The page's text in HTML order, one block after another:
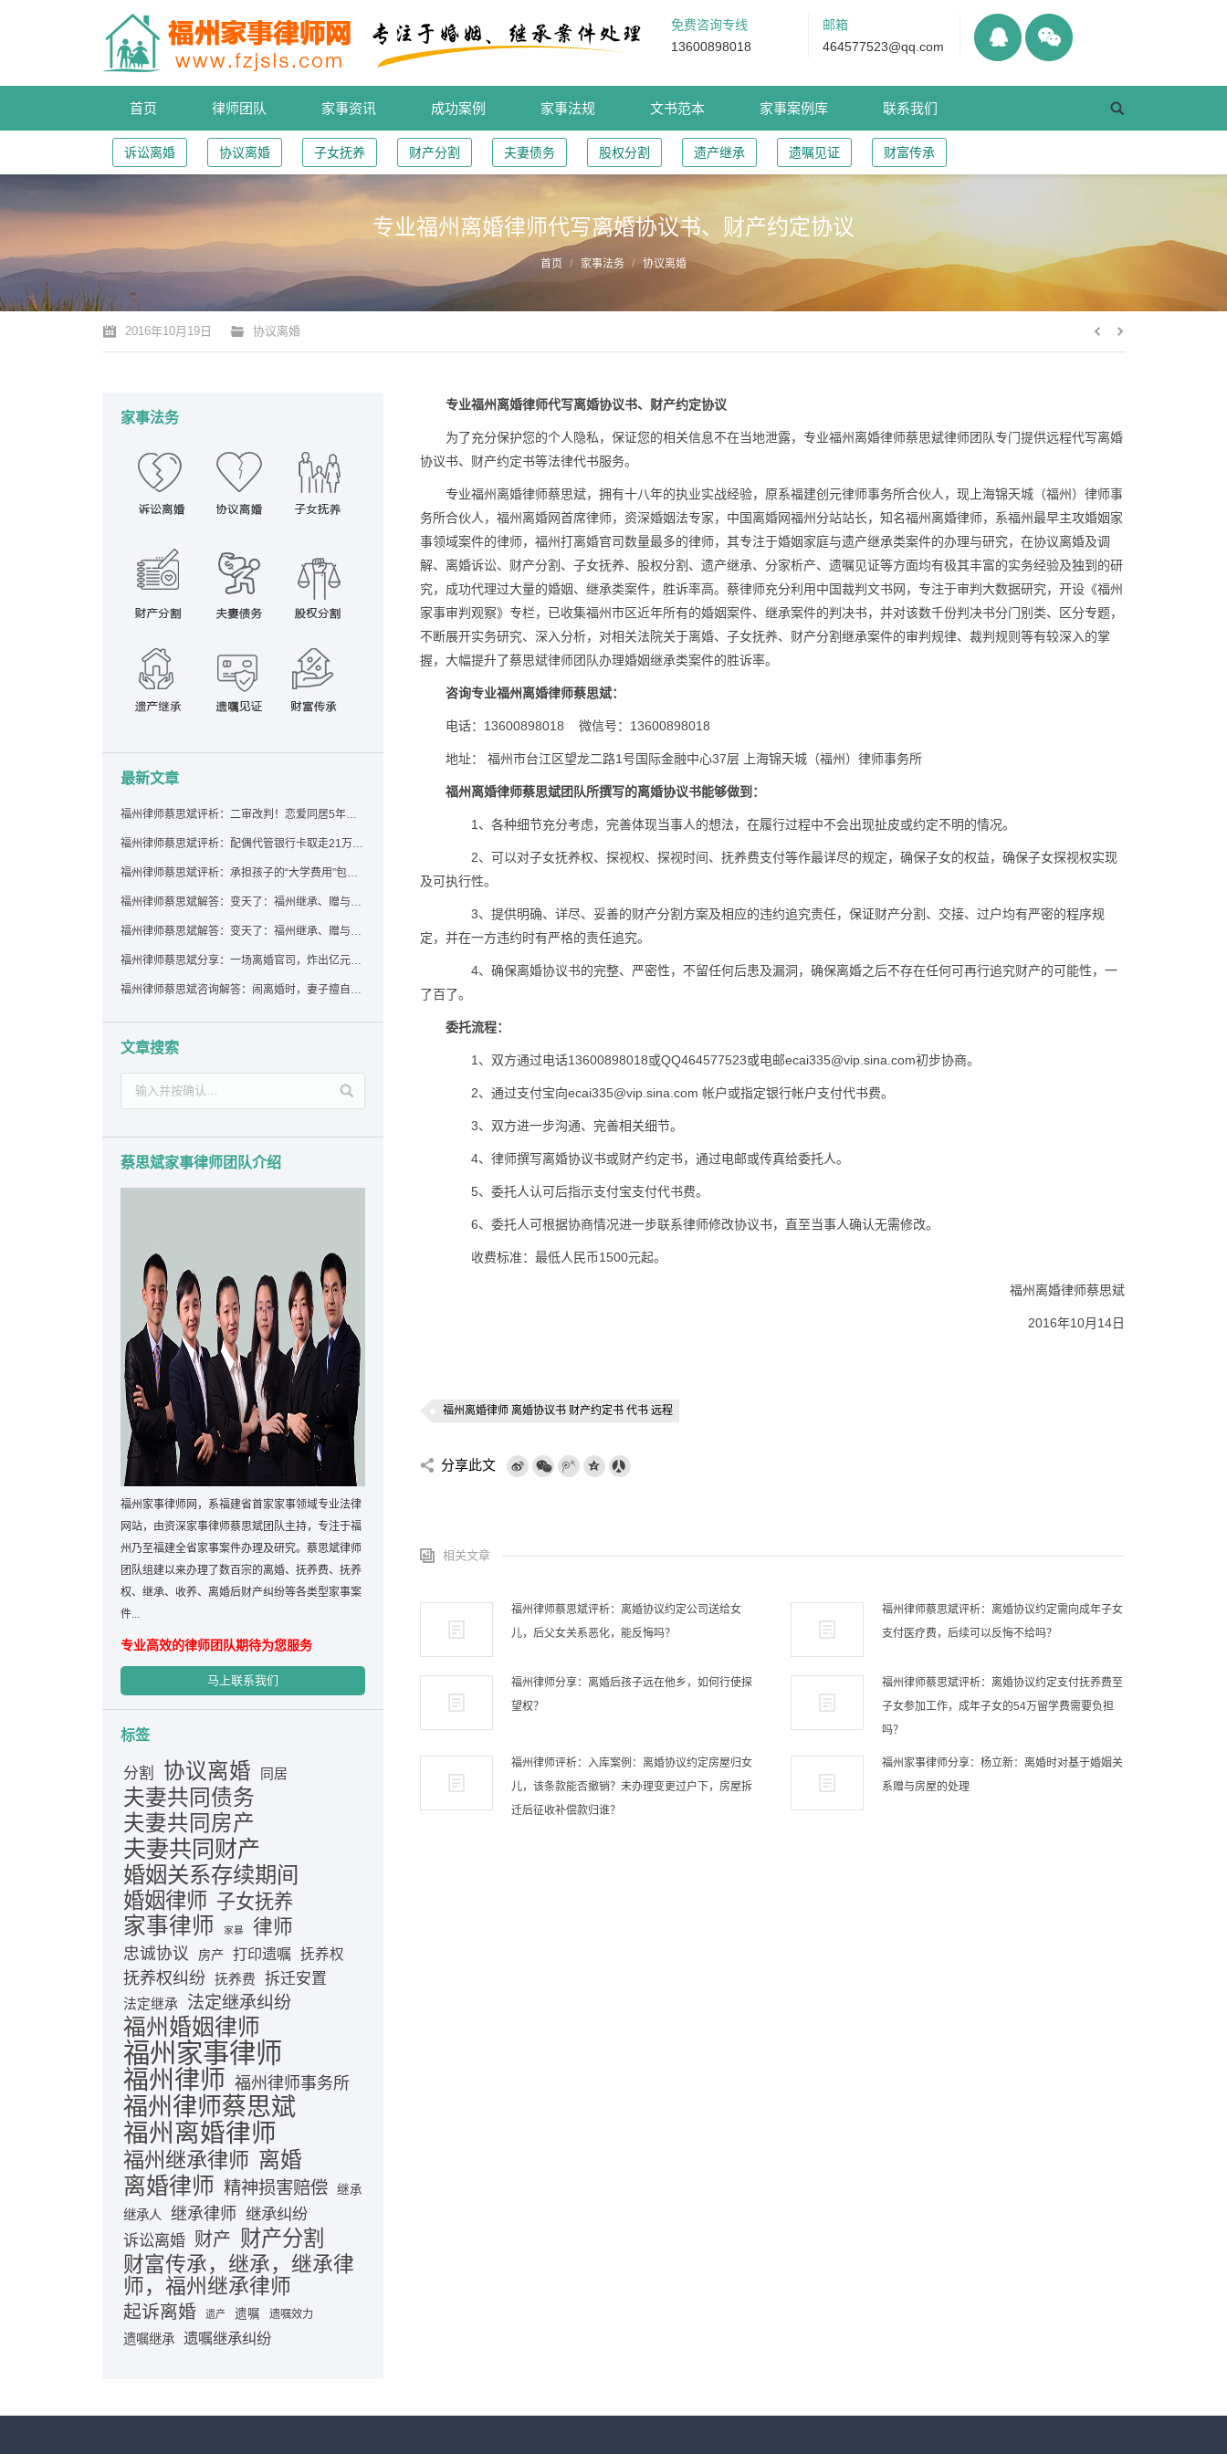
免费咨询专线
13600898018
邮箱
464577523@qq.com
首页 律师团队 家事资讯 成功案例 家事法规 文书范本 家事案例库 联系我们
诉讼离婚 协议离婚 子女抚养 财产分割 夫妻债务 股权分割 遗产继承 遗嘱见证 财富传承
专业福州离婚律师代写离婚协议书、财产约定协议
首页 家事法务 协议离婚
2016年10月19日 协议离婚
专业福州离婚律师代写离婚协议书、财产约定协议
为了充分保护您的个人隐私，保证您的相关信息不在当地泄露，专业福州离婚律师蔡思斌律师团队专门提供远程代写离婚
协议书、财产约定书等法律代书服务。
专业福州离婚律师蔡思斌，拥有十八年的执业实战经验，原系福建创元律师事务所合伙人，现上海锦天城（福州）律师事
务所合伙人，福州离婚网首席律师，资深婚姻法专家，中国离婚网福州分站站长，知名福州离婚律师，系福州最早主攻婚姻家
事领域案件的律师，福州打离婚官司数量最多的律师，其专注于婚姻家庭与遗产继承类案件的办理与研究，在协议离婚及调
解、离婚诉讼、财产分割、子女抚养、股权分割、遗产继承、分家析产、遗嘱见证等方面均有极其丰富的实务经验及独到的研
究，成功代理过大量的婚姻、继承类案件，胜诉率高。蔡律师充分利用中国裁判文书网，专注于审判大数据研究，开设《福州
家事审判观察》专栏，已收集福州市区近年所有的婚姻案件、继承案件的判决书，并对该数千份判决书分门别类、区分专题，
不断展开实务研究、深入分析，对相关法院关于离婚、子女抚养、财产分割继承案件的审判规律、裁判规则等有较深入的掌
握，大幅提升了蔡思斌律师团队办理婚姻继承类案件的胜诉率。
咨询专业福州离婚律师蔡思斌：
电话：13600898018 微信号：13600898018
地址： 福州市台江区望龙二路1号国际金融中心37层 上海锦天城（福州）律师事务所
福州离婚律师蔡思斌团队所撰写的离婚协议书能够做到：
1、各种细节充分考虑，完善体现当事人的想法，在履行过程中不会出现扯皮或约定不明的情况。
2、可以对子女抚养权、探视权、探视时间、抚养费支付等作最详尽的规定，确保子女的权益，确保子女探视权实现
及可执行性。
3、提供明确、详尽、妥善的财产分割方案及相应的违约追究责任，保证财产分割、交接、过户均有严密的程序规
定，并在一方违约时有严格的责任追究。
4、确保离婚协议书的完整、严密性，不留任何后患及漏洞，确保离婚之后不存在任何可再行追究财产的可能性，一
了百了。
委托流程：
1、双方通过电话13600898018或QQ464577523或电邮ecai335@vip.sina.com初步协商。
2、通过支付宝向ecai335@vip.sina.com 帐户或指定银行帐户支付代书费。
3、双方进一步沟通、完善相关细节。
4、律师撰写离婚协议书或财产约定书，通过电邮或传真给委托人。
5、委托人认可后指示支付宝支付代书费。
6、委托人可根据协商情况进一步联系律师修改协议书，直至当事人确认无需修改。
收费标准：最低人民币1500元起。
福州离婚律师蔡思斌
2016年10月14日
福州离婚律师 离婚协议书 财产约定书 代书 远程
分享此文
相关文章
福州律师蔡思斌评析：离婚协议约定公司送给女
儿，后父女关系恶化，能反悔吗？
福州律师蔡思斌评析：离婚协议约定需向成年子女
支付医疗费，后续可以反悔不给吗？
福州律师分享：离婚后孩子远在他乡，如何行使探
望权？
福州律师蔡思斌评析：离婚协议约定支付抚养费至
子女参加工作，成年子女的54万留学费需要负担
吗？
福州律师评析：入库案例：离婚协议约定房屋归女
儿，该条款能否撤销？未办理变更过户下，房屋拆
迁后征收补偿款归谁？
福州家事律师分享：杨立新：离婚时对基于婚姻关
系赠与房屋的处理
家事法务
最新文章
福州律师蔡思斌评析：二审改判！恋爱同居5年为女友买车，分手后能要回吗？
福州律师蔡思斌评析：配偶代管银行卡取走21万，离婚后这笔钱还要得回来吗？
福州律师蔡思斌评析：承担孩子的“大学费用”包括高额留学费用吗？
福州律师蔡思斌解答：变天了：福州继承、赠与房产转让要收20%个税？福州国税官方回复来了！
福州律师蔡思斌解答：变天了：福州继承、赠与房产转让要收20%个税？福州国税官方回答来了！
福州律师蔡思斌分享：一场离婚官司，炸出亿元“糊涂账”：本想分割家产，结果“自爆”了家底
福州律师蔡思斌咨询解答：闹离婚时，妻子擅自带走孩子并阻止其上学，违法吗？该如何维权？
文章搜索
蔡思斌家事律师团队介绍
福州家事律师网，系福建省首家家事领域专业法律
网站，由资深家事律师蔡思斌团队主持，专注于福
州乃至福建全省家事案件办理及研究。蔡思斌律师
团队组建以来办理了数百宗的离婚、抚养费、抚养
权、继承、收养、离婚后财产纠纷等各类型家事案
件...
专业高效的律师团队期待为您服务
马上联系我们
标签
分割 协议离婚 同居
夫妻共同债务
夫妻共同房产
夫妻共同财产
婚姻关系存续期间
婚姻律师 子女抚养
家事律师 家暴 律师
忠诚协议 房产 打印遗嘱 抚养权
抚养权纠纷 抚养费 拆迁安置
法定继承 法定继承纠纷
福州婚姻律师
福州家事律师
福州律师 福州律师事务所
福州律师蔡思斌
福州离婚律师
福州继承律师 离婚
离婚律师 精神损害赔偿 继承
继承人 继承律师 继承纠纷
诉讼离婚 财产 财产分割
财富传承，继承，继承律
师，福州继承律师
起诉离婚 遗产 遗嘱 遗嘱效力
遗嘱继承 遗嘱继承纠纷